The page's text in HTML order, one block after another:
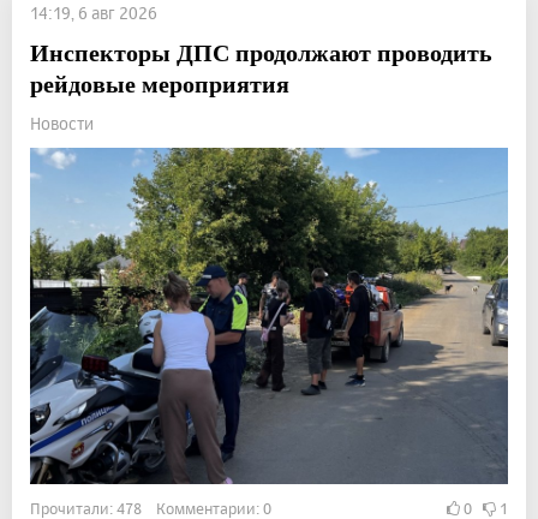
14:19, 6 авг 2026
Инспекторы ДПС продолжают проводить
рейдовые мероприятия
Новости
Прочитали: 478 Комментарии: 0 0 1